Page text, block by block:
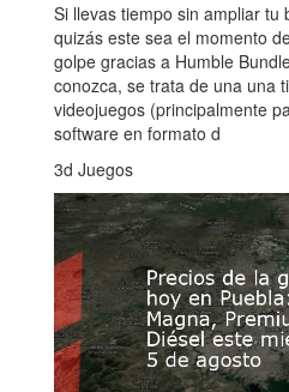
Si llevas tiempo sin ampliar tu
quizás este sea el momento
golpe gracias a Humble
conozca, se trata de una una
videojuegos (principalmente
software en formato d
3d Juegos